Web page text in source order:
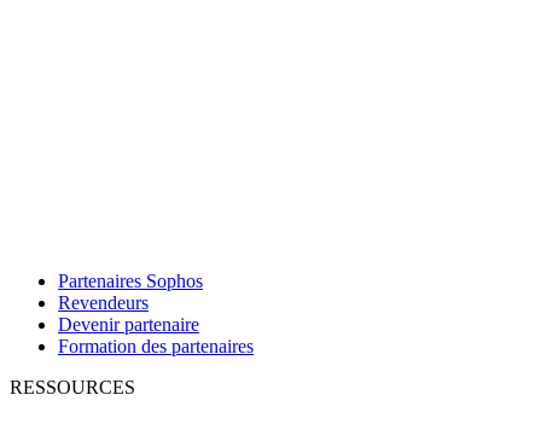
Partenaires Sophos
Revendeurs
Devenir partenaire
Formation des partenaires
RESSOURCES